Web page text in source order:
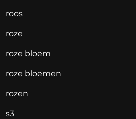
roos
roze
roze bloem
roze bloemen
rozen
s3